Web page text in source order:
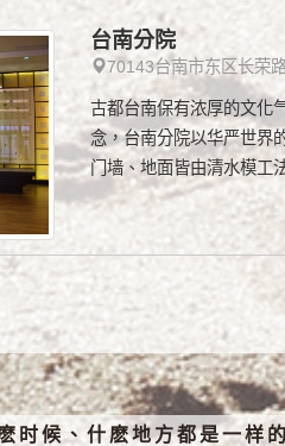
台南分院
70143台南市东区长荣
古都台南保有浓厚的文化
念，台南分院以华严世界
门墙、地面皆由清水模工
时候、什麽地方都是一样